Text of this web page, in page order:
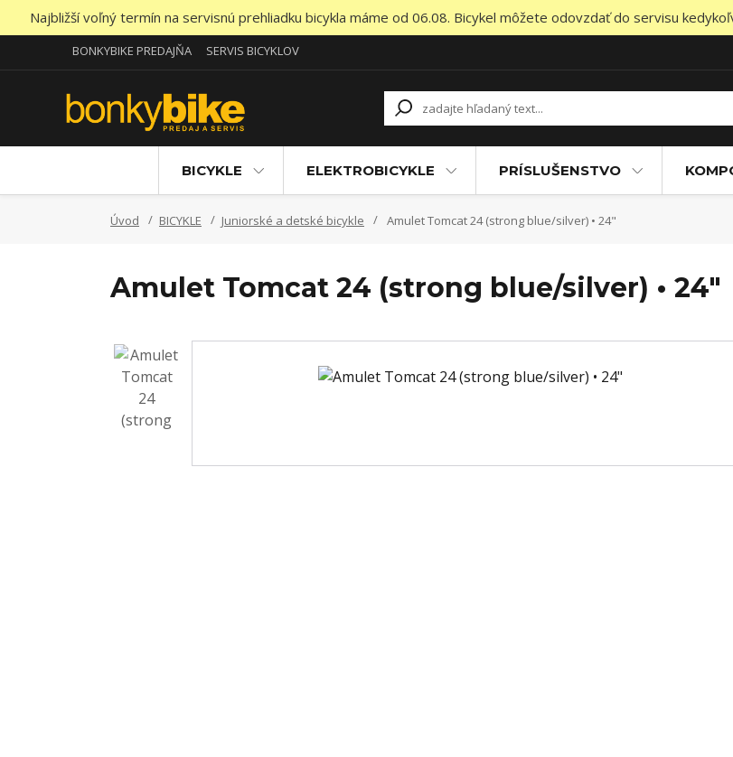
Najbližší voľný termín na servisnú prehliadku bicykla máme od 06.08. Bicykel môžete odovzdať do servisu
BONKYBIKE PREDAJŇA SERVIS BICYKLOV
BICYKLE ELEKTROBICYKLE PRÍSLUŠENSTVO
Úvod BICYKLE Juniorské a detské bicykle Amulet Tomcat 24 (strong blue/silver) • 24"
Amulet Tomcat 24 (strong blue/silver) • 24"